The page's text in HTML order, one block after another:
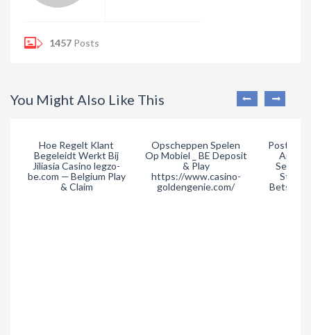
1457 Posts
You Might Also Like This
Hoe Regelt Klant
Begeleidt Werkt Bij
Jiliasia Casino legzo-
be.com — Belgium Play
& Claim
Opscheppen Spelen
Op Mobiel _ BE Deposit
& Play
https://www.casino-
goldengenie.com/
And
States
Betsson